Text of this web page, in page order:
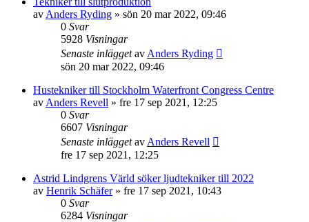
av Anders Ryding » sön 20 mar 2022, 09:46
0 Svar
5928 Visningar
Senaste inläggetav Anders Ryding
sön 20 mar 2022, 09:46
Hustekniker till Stockholm Waterfront Congress Centre
av Anders Revell » fre 17 sep 2021, 12:25
0 Svar
6607 Visningar
Senaste inläggetav Anders Revell
fre 17 sep 2021, 12:25
Astrid Lindgrens Värld söker ljudtekniker till 2022
av Henrik Schäfer» fre 17 sep 2021, 10:43
0 Svar
6284 Visningar